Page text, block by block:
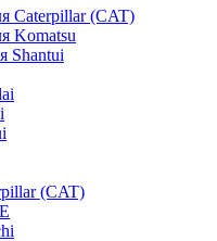
Caterpillar (CAT)
Komatsu
Shantui
(CAT)